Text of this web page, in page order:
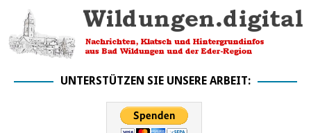
UNTERSTÜTZEN SIE UNSERE ARBEIT: